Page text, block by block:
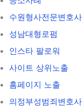
수원형사전문변호사
성남대형로펌
인스타 팔로워
사이트 상위노출
홈페이지 노출
의정부성범죄변호사